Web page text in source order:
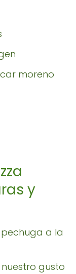
moreno
y
a la
gusto